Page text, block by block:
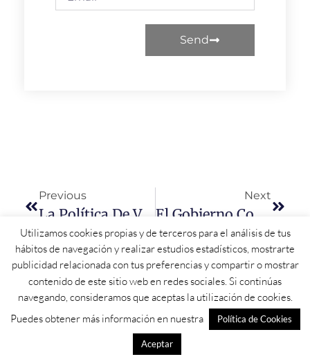
Send
Previous
La Política De Vivienda Será Una Prioridad En Esta Legislatura
Next
Utilizamos cookies propias y de terceros para el análisis de tus
hábitos de navegación y realizar estudios estadísticos, mostrarte
publicidad relacionada con tus preferencias y compartir o mostrar
contenido de este sitio web en redes sociales. Si continúas
navegando, consideramos que aceptas la utilización de cookies.
Puedes obtener más información en nuestra
Política de Cookies
Aceptar